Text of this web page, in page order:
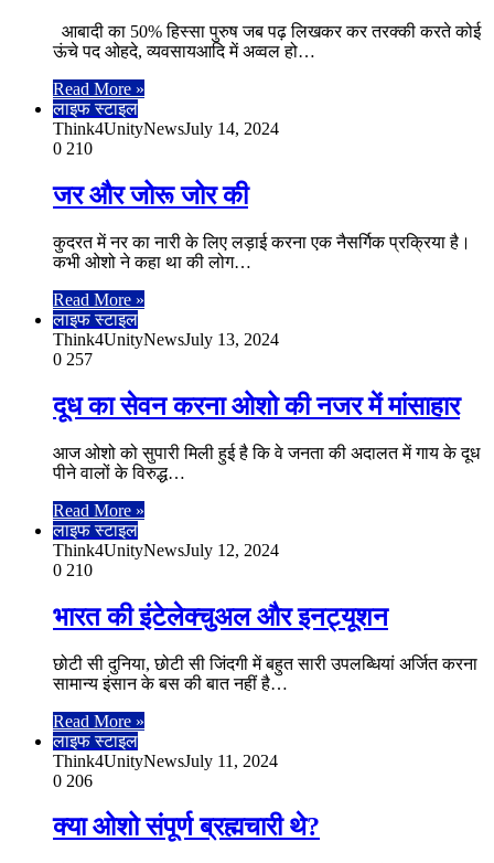
आबादी का 50% हिस्सा पुरुष जब पढ़ लिखकर कर तरक्की करते कोई
ऊंचे पद ओहदे, व्यवसायआदि में अव्वल हो…
Read More »
लाइफ स्टाइल
Think4UnityNewsJuly 14, 2024
0 210
जर और जोरू जोर की
कुदरत में नर का नारी के लिए लड़ाई करना एक नैसर्गिक प्रक्रिया है।
कभी ओशो ने कहा था की लोग…
Read More »
लाइफ स्टाइल
Think4UnityNewsJuly 13, 2024
0 257
दूध का सेवन करना ओशो की नजर में मांसाहार
आज ओशो को सुपारी मिली हुई है कि वे जनता की अदालत में गाय के दूध
पीने वालों के विरुद्ध…
Read More »
लाइफ स्टाइल
Think4UnityNewsJuly 12, 2024
0 210
भारत की इंटेलेक्चुअल और इनट्यूशन
छोटी सी दुनिया, छोटी सी जिंदगी में बहुत सारी उपलब्धियां अर्जित करना
सामान्य इंसान के बस की बात नहीं है…
Read More »
लाइफ स्टाइल
Think4UnityNewsJuly 11, 2024
0 206
क्या ओशो संपूर्ण ब्रह्मचारी थे?